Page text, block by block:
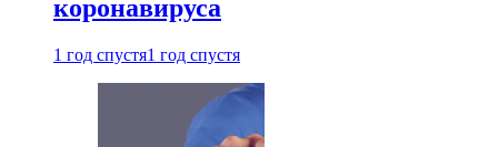
коронавируса
1 год спустя1 год спустя